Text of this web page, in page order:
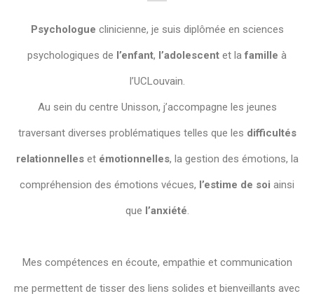
Psychologue clinicienne, je suis diplômée en sciences
psychologiques de l’enfant, l’adolescent et lafamille à
l’UCLouvain.
Au sein du centre Unisson, j’accompagne les jeunes
traversant diverses problématiques telles que les difficultés
relationnelleset émotionnelles, la gestion des émotions, la
compréhension des émotions vécues, l’estime de soi ainsi
que l’anxiété.
Mes compétences en écoute, empathie et communication
me permettent de tisser des liens solides et bienveillants avec